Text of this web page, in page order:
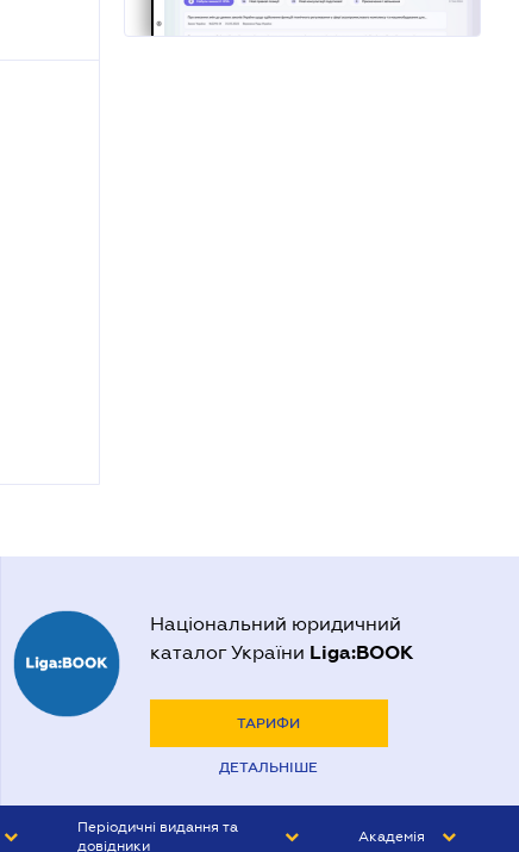
Національний юридичний
каталог України Liga:BOOK
ТАРИФИ
ДЕТАЛЬНІШЕ
Періодичні видання та
довідники
Академія